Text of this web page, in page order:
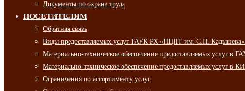
Документы по охране труда
ПОСЕТИТЕЛЯМ
Обратная связь
Виды предоставляемых услуг ГАУК РХ «НЦНТ им. С.П. Кадышева»
Материально-техническое обеспечение предоставляемых услуг
Материально-техническое обеспечение предоставляемых
Ограничения по ассортименту услуг